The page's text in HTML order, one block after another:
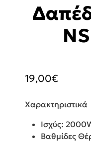
19,00€
Χαρακτηριστικά
Ισχύς:
Βαθμίδες